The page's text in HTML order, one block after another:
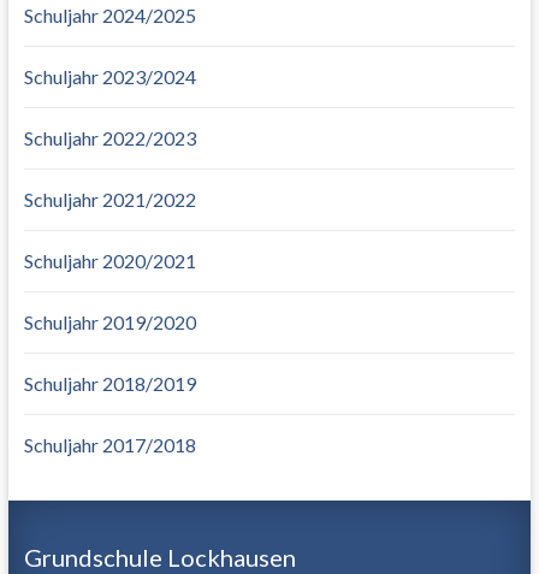
Schuljahr 2024/2025
Schuljahr 2023/2024
Schuljahr 2022/2023
Schuljahr 2021/2022
Schuljahr 2020/2021
Schuljahr 2019/2020
Schuljahr 2018/2019
Schuljahr 2017/2018
Grundschule Lockhausen